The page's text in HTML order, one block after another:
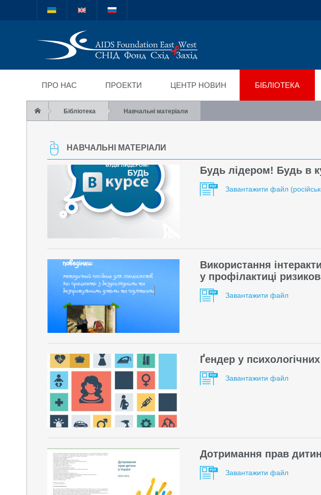
Міжнародний благодійний
"СНІД Фонд Схід-Захід"
ПРО НАС ПРОЕКТИ ЦЕНТР НОВИН БІБЛІОТЕКА
Бібліотека Навчальні матеріали
НАВЧАЛЬНІ МАТЕРІАЛИ
Будь лідером! Будь в
Завантажити файл
Використання
у профілактиці
Завантажити файл
Ґендер у
Завантажити файл
Дотримання прав
Завантажити файл